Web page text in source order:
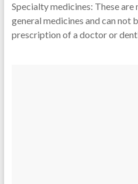
Specialty medicines: These
general medicines and can not
prescription of a doctor or